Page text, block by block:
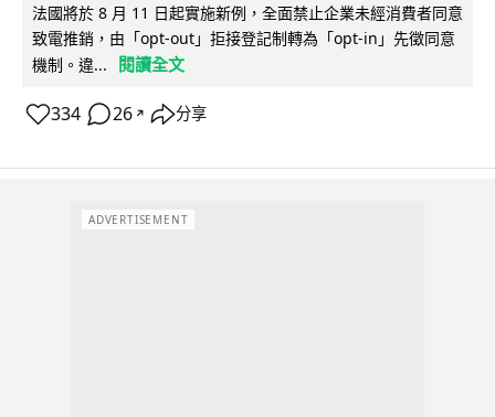
法國將於 8 月 11 日起實施新例，全面禁止企業未經消費者同意
致電推銷，由「opt-out」拒接登記制轉為「opt-in」先徵同意
機制。違...
閱讀全文
334 26 ↗ 分享
ADVERTISEMENT